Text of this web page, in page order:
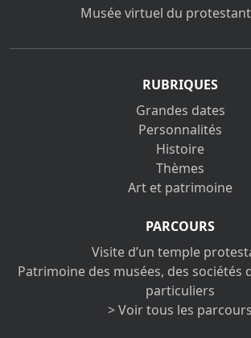
Musée virtuel du
RUBRIQUES
Grandes dates
Personnalités
Histoire
Thèmes
Art et patrimoine
PARCOURS
Visite d’un temple
Patrimoine des musées, des sociétés
particuliers
> Voir tous les parcours